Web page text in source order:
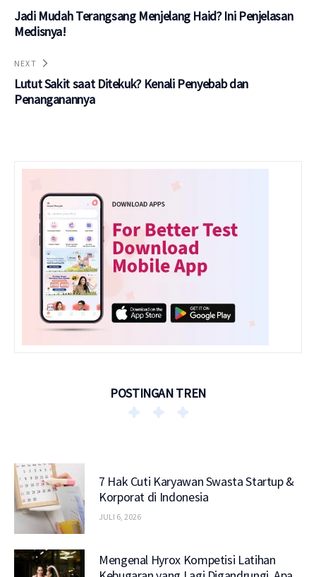
Jadi Mudah Terangsang Menjelang Haid? Ini Penjelasan
Medisnya!
NEXT
Lutut Sakit saat Ditekuk? Kenali Penyebab dan
Penanganannya
POSTINGAN TREN
7 Hak Cuti Karyawan Swasta Startup &
Korporat di Indonesia
JULI 6, 2026
Mengenal Hyrox Kompetisi Latihan